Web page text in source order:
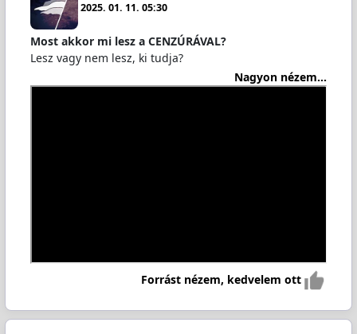
2025. 01. 11. 05:30
Most akkor mi lesz a CENZÚRÁVAL?
Lesz vagy nem lesz, ki tudja?
Nagyon nézem...
Forrást nézem, kedvelem ott